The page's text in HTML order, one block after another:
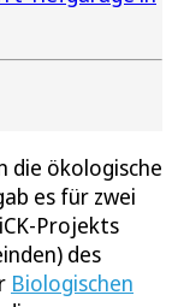
die ökologische
es für zwei
Projekts
des
Biologischen